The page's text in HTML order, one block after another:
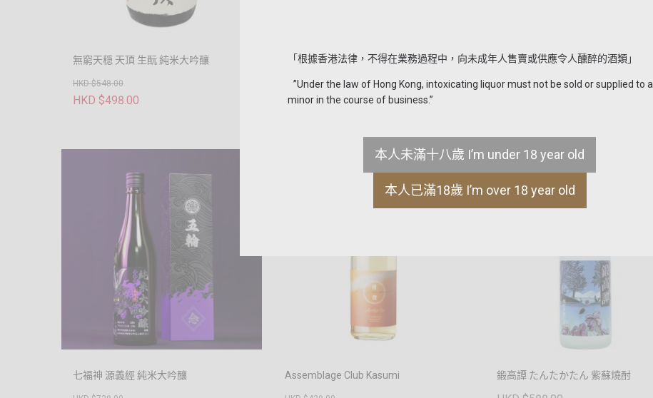
無窮天穏 天頂 生酛 純米大吟釀
HKD $548.00
HKD $498.00
七福神 源義經 純米大吟釀 Assemblage Club Kasumi 鍛高譚 たんたかたん 紫蘇燒酎
「根據香港法律，不得在業務過程中，向未成年人售賣或供應令人醺醉的酒類」
”Under the law of Hong Kong, intoxicating liquor must not be sold or supplied to a
minor in the course of business.”
本人未滿十八歲 I’m under 18 year old
本人已滿18歲 I’m over 18 year old